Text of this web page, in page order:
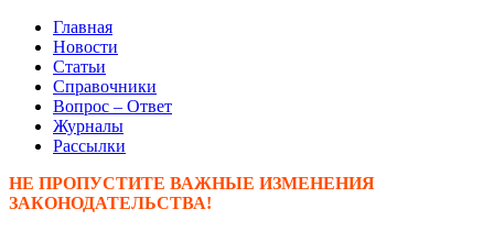
Главная
Новости
Статьи
Справочники
Вопрос – Ответ
Журналы
Рассылки
НЕ ПРОПУСТИТЕ ВАЖНЫЕ ИЗМЕНЕНИЯ
ЗАКОНОДАТЕЛЬСТВА!